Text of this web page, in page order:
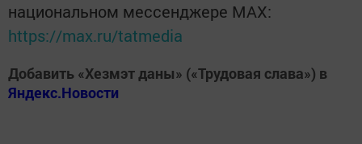
национальном мессенджере MАХ:
https://max.ru/tatmedia
Добавить «Хезмэт даны» («Трудовая слава») в
Яндекс.Новости